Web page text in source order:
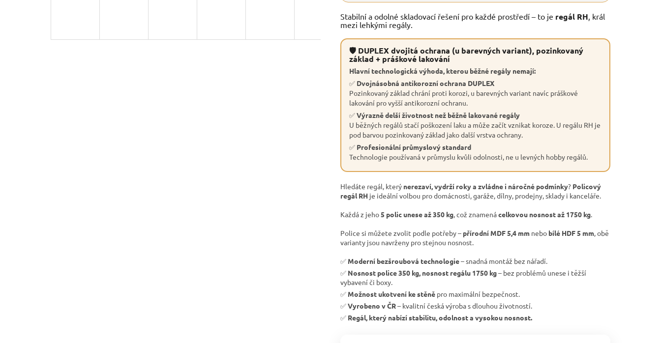
Stabilní a odolné skladovací řešení pro každé prostředí – to je regál RH, král
mezi lehkými regály.
🛡 DUPLEX dvojitá ochrana (u barevných variant), pozinkovaný
základ + práškové lakování
Hlavní technologická výhoda, kterou běžné regály nemají:
✅ Dvojnásobná antikorozní ochrana DUPLEX
Pozinkovaný základ chrání proti korozi, u barevných variant navíc práškové
lakování pro vyšší antikorozní ochranu.
✅Výrazně delší životnost než běžně lakované regály
U běžných regálů stačí poškození laku a může začít vznikat koroze. U regálu RH je
pod barvou pozinkovaný základ jako další vrstva ochrany.
✅ Profesionální průmyslový standard
Technologie používaná v průmyslu kvůli odolnosti, ne u levných hobby regálů.
Hledáte regál, který nerezaví, vydrží roky a zvládne i náročné podmínky? Policový
regál RH je ideální volbou pro domácnosti, garáže, dílny, prodejny, sklady i kanceláře.
Každá z jeho5 polic unese až 350 kg, což znamenácelkovou nosnost až 1750 kg.
Police si můžete zvolit podle potřeby – přírodní MDF 5,4 mm nebo bílé HDF 5 mm, obě
varianty jsou navrženy pro stejnou nosnost.
✅ Moderní bezšroubová technologie– snadná montáž bez nářadí.
✅ Nosnost police 350 kg, nosnost regálu 1750 kg– bez problémů unese i těžší
vybavení či boxy.
✅ Možnost ukotvení ke stěně pro maximální bezpečnost.
✅Vyrobeno v ČR– kvalitní česká výroba s dlouhou životností.
✅ Regál, který nabízí stabilitu, odolnost a vysokou nosnost.